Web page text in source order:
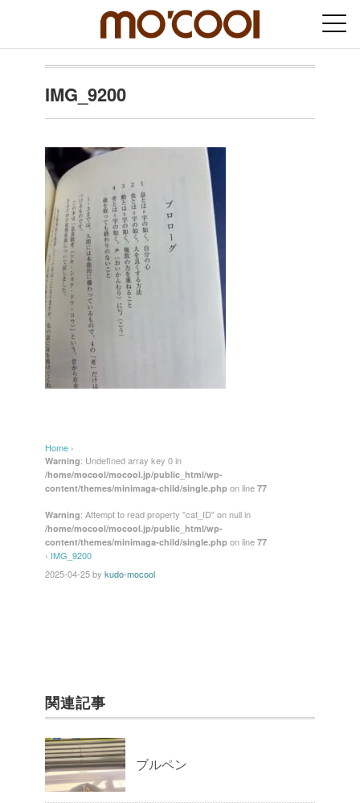
IMG_9200
Home ›
Warning: Undefined array key 0 in
/home/mocool/mocool.jp/public_html/wp-
content/themes/minimaga-child/single.php on line 77
Warning: Attempt to read property "cat_ID" on null in
/home/mocool/mocool.jp/public_html/wp-
content/themes/minimaga-child/single.php on line 77
› IMG_9200
2025-04-25by kudo-mocool
関連記事
ブルペン